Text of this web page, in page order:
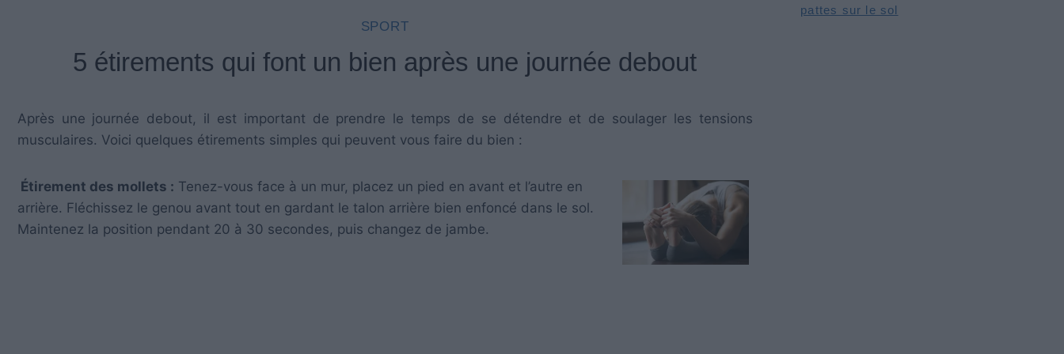
SPORT
5 étirements qui font un bien après une journée debout
Après une journée debout, il est important de prendre le temps de se détendre et de soulager les tensions
musculaires. Voici quelques étirements simples qui peuvent vous faire du bien :
Étirement des mollets : Tenez-vous face à un mur, placez un pied en avant et l’autre en
arrière. Fléchissez le genou avant tout en gardant le talon arrière bien enfoncé dans le sol.
Maintenez la position pendant 20 à 30 secondes, puis changez de jambe.
pattes sur le sol